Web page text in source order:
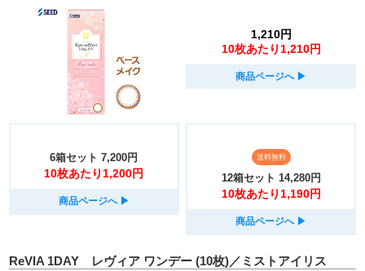
1,210円
10枚あたり1,210円
商品ページへ ▶︎
6箱セット 7,200円
10枚あたり1,200円
商品ページへ ▶︎
送料無料
12箱セット 14,280円
10枚あたり1,190円
商品ページへ ▶︎
ReVIA 1DAY レヴィア ワンデー (10枚)／ミストアイリス